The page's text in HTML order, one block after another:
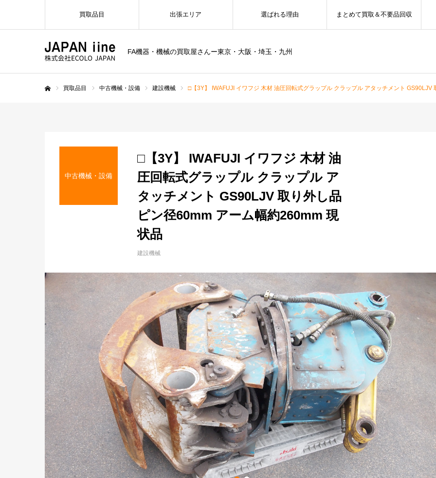
FA機器・機械の買取屋さんー東京・大阪・埼玉・九州
買取品目 出張エリア 選ばれる理由 まとめて買取＆不要品回収
買取品目 中古機械・設備 建設機械 □【3Y】 IWAFUJI イワフジ 木材 油圧回転式グラップル クラップル アタッチメント
中古機械・設備
□【3Y】 IWAFUJI イワフジ 木材 油
圧回転式グラップル クラップル ア
タッチメント GS90LJV 取り外し品
ピン径60mm アーム幅約260mm 現
状品
建設機械